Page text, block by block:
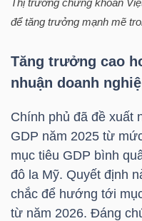
Thị trường chứng khoán
để tăng trưởng mạnh mẽ
Tăng trưởng cao
nhuận doanh
Chính phủ đã đề xuất
GDP năm 2025 từ
mục tiêu GDP bình
đô la Mỹ. Quyết định
chắc để hướng tới
từ năm 2026. Đáng
GIỚI
ĐÔNG
TÀI